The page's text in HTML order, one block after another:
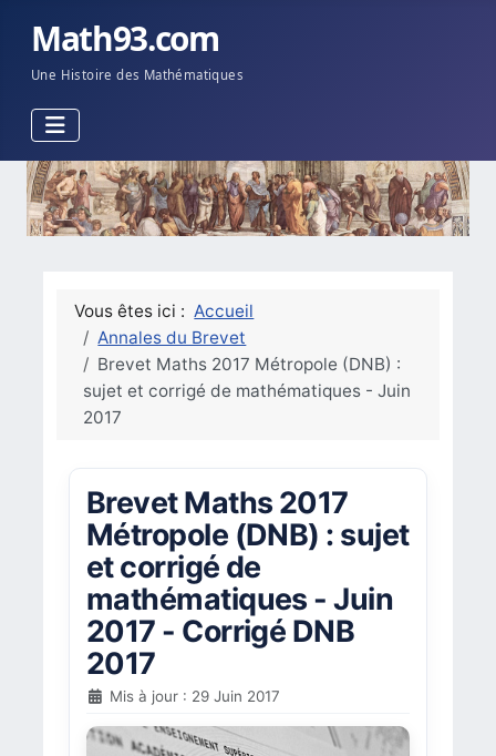
Math93.com
Une Histoire des Mathématiques
Vous êtes ici : Accueil
Annales du Brevet
Brevet Maths 2017 Métropole (DNB) :
sujet et corrigé de mathématiques - Juin
2017
Brevet Maths 2017
Métropole (DNB) : sujet
et corrigé de
mathématiques - Juin
2017 - Corrigé DNB
2017
Mis à jour : 29 Juin 2017